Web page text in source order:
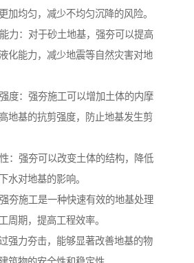
加均匀，减少不均匀沉降的风险。
力：对于砂土地基，强夯可以提高
化能力，减少地震等自然灾害对地
度：强夯施工可以增加土体的内摩
地基的抗剪强度，防止地基发生剪
：强夯可以改变土体的结构，降低
水对地基的影响。
夯施工是一种快速有效的地基处理
周期，提高工程效率。
强力夯击，能够显著改善地基的物